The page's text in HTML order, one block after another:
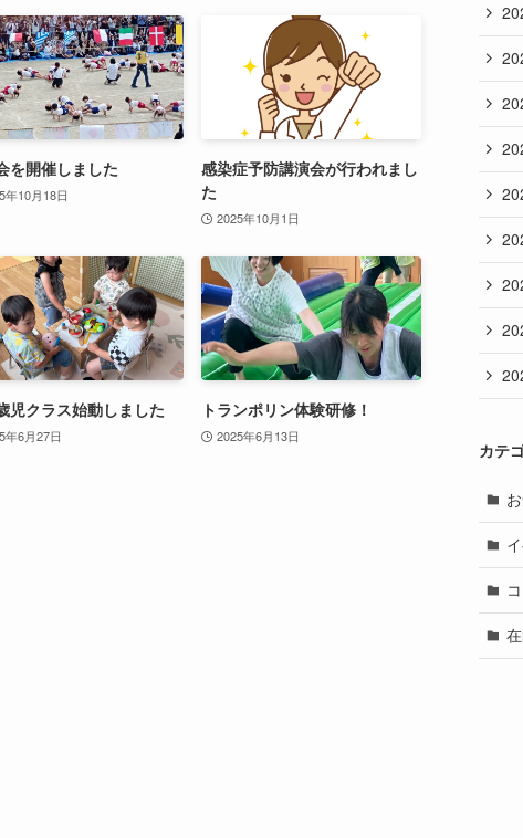
を開催しました
年10月18日
感染症予防講演会が行われまし
た
2025年10月1日
児クラス始動しました
年6月27日
トランポリン体験研修！
2025年6月13日
カテ